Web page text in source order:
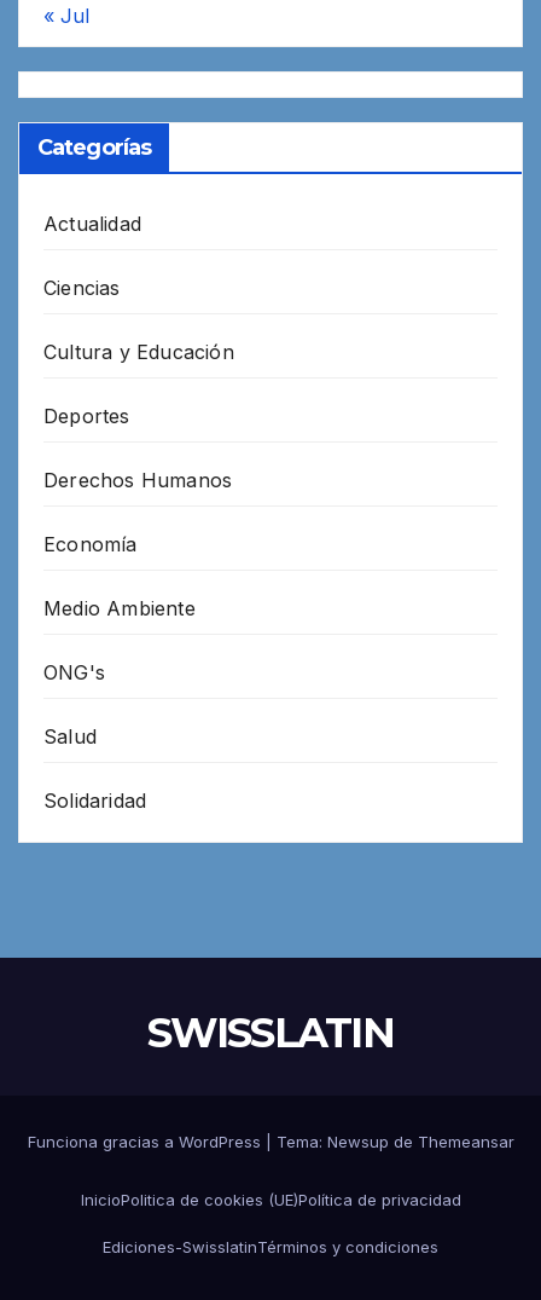
« Jul
Categorías
Actualidad
Ciencias
Cultura y Educación
Deportes
Derechos Humanos
Economía
Medio Ambiente
ONG's
Salud
Solidaridad
SWISSLATIN
Funciona gracias a WordPress Tema: Newsup de Themeansar
InicioPolitica de cookies (UE)Política de privacidad
Ediciones-SwisslatinTérminos y condiciones